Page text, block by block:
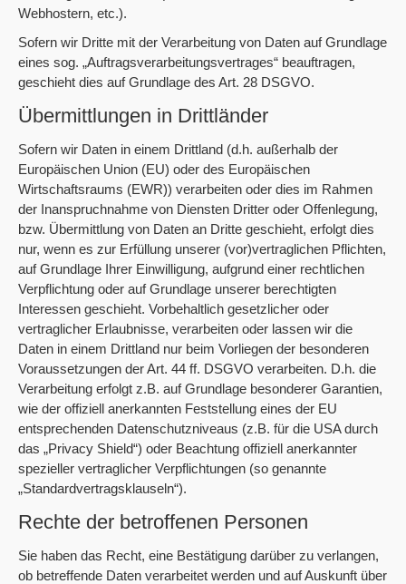
Webhostern, etc.).
Sofern wir Dritte mit der Verarbeitung von Daten auf Grundlage
eines sog. „Auftragsverarbeitungsvertrages“ beauftragen,
geschieht dies auf Grundlage des Art. 28 DSGVO.
Übermittlungen in Drittländer
Sofern wir Daten in einem Drittland (d.h. außerhalb der
Europäischen Union (EU) oder des Europäischen
Wirtschaftsraums (EWR)) verarbeiten oder dies im Rahmen
der Inanspruchnahme von Diensten Dritter oder Offenlegung,
bzw. Übermittlung von Daten an Dritte geschieht, erfolgt dies
nur, wenn es zur Erfüllung unserer (vor)vertraglichen Pflichten,
auf Grundlage Ihrer Einwilligung, aufgrund einer rechtlichen
Verpflichtung oder auf Grundlage unserer berechtigten
Interessen geschieht. Vorbehaltlich gesetzlicher oder
vertraglicher Erlaubnisse, verarbeiten oder lassen wir die
Daten in einem Drittland nur beim Vorliegen der besonderen
Voraussetzungen der Art. 44 ff. DSGVO verarbeiten. D.h. die
Verarbeitung erfolgt z.B. auf Grundlage besonderer Garantien,
wie der offiziell anerkannten Feststellung eines der EU
entsprechenden Datenschutzniveaus (z.B. für die USA durch
das „Privacy Shield“) oder Beachtung offiziell anerkannter
spezieller vertraglicher Verpflichtungen (so genannte
„Standardvertragsklauseln“).
Rechte der betroffenen Personen
Sie haben das Recht, eine Bestätigung darüber zu verlangen,
ob betreffende Daten verarbeitet werden und auf Auskunft über